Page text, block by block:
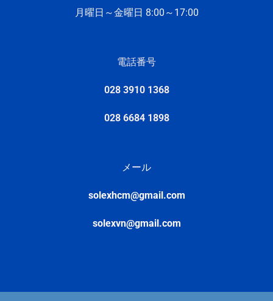
月曜日～金曜日 8:00～17:00
電話番号
028 3910 1368
028 6684 1898
メール
solexhcm@gmail.com
solexvn@gmail.com